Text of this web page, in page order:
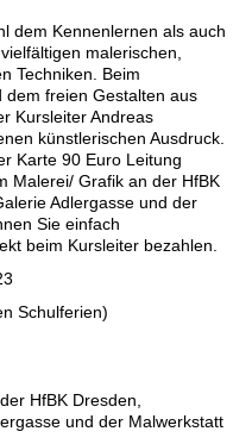
dem Kennenlernen als auch
malerischen,
Techniken. Beim
freien Gestalten aus
Kursleiter Andreas
künstlerischen Ausdruck.
Karte 90 Euro Leitung
Malerei/ Grafik an der HfBK
Adlergasse und der
Sie einfach
beim Kursleiter bezahlen.
Schulferien)
HfBK Dresden,
und der Malwerkstatt